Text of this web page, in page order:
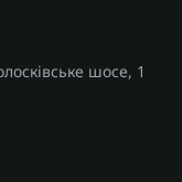
шосе, 1